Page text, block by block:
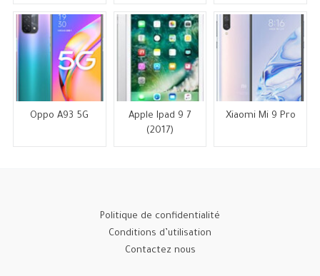
Oppo A93 5G
Apple Ipad 9 7
(2017)
Xiaomi Mi 9 Pro
Politique de confidentialité
Conditions d’utilisation
Contactez nous